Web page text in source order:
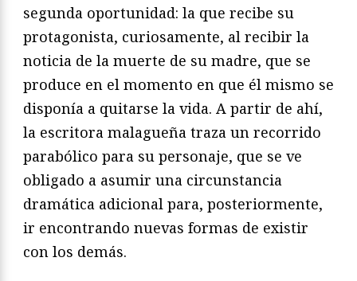
segunda oportunidad: la que recibe su
protagonista, curiosamente, al recibir la
noticia de la muerte de su madre, que se
produce en el momento en que él mismo se
disponía a quitarse la vida. A partir de ahí,
la escritora malagueña traza un recorrido
parabólico para su personaje, que se ve
obligado a asumir una circunstancia
dramática adicional para, posteriormente,
ir encontrando nuevas formas de existir
con los demás.